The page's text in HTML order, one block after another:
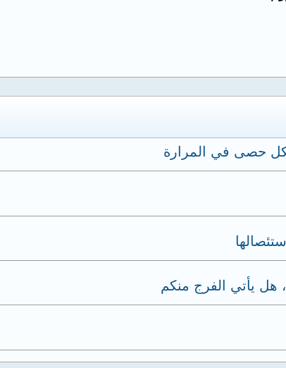
حصى في المرارة
هل يأتي الفرج منكم